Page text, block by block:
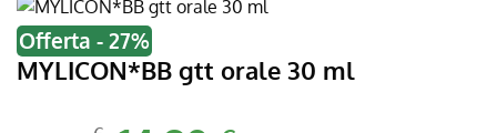
Offerta - 27%
MYLICON*BB gtt orale 30 ml